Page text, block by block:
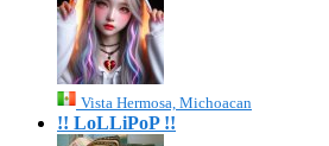
Vista Hermosa, Michoacan
!! LoLLiPoP !!